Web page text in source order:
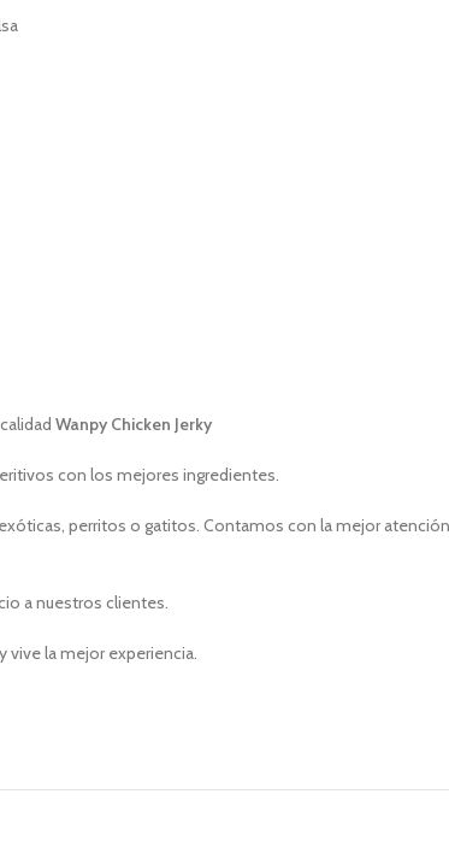
Wanpy Chicken Jerky
con los mejores ingredientes.
perritos o gatitos. Contamos con la mejor
a nuestros clientes.
la mejor experiencia.